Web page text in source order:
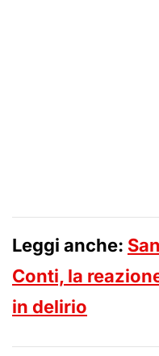
Leggi anche:
Conti, la
in delirio